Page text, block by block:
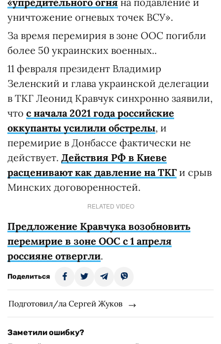
уничтожение огневых точек ВСУ».
За время перемирия в зоне ООС погибли
более 50 украинских военных..
11 февраля президент Владимир
Зеленский и глава украинской делегации
в ТКГ Леонид Кравчук синхронно заявили,
что с начала 2021 года российские
оккупанты усилили обстрелы, и
перемирие в Донбассе фактически не
действует. Действия РФ в Киеве
расценивают как давление на ТКГ и срыв
Минских договоренностей.
RELATED VIDEO
Предложение Кравчука возобновить
перемирие в зоне ООС с 1 апреля
россияне отвергли.
Поделиться
Подготовил/ла Сергей Жуков
Заметили ошибку?